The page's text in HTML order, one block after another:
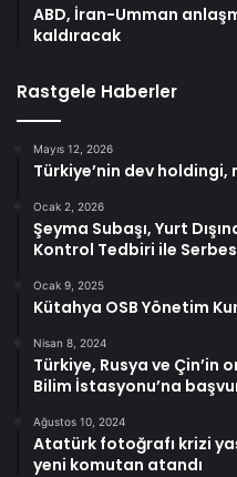
ABD, İran-Umman
kaldıracak
Rastgele Haberler
Mayıs 12, 2026
Türkiye’nin dev holdingi,
Ocak 2, 2026
Şeyma Subaşı, Yurt
Kontrol Tedbiri ile Serbest
Ocak 9, 2025
Kütahya OSB Yönetim
Nisan 8, 2024
Türkiye, Rusya ve Çin’in
Bilim İstasyonu’na
Ağustos 10, 2024
Atatürk fotoğrafı krizi
yeni komutan atandı